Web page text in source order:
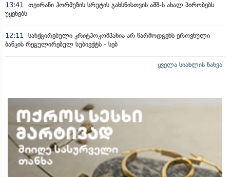
13:41
თეირანი ჰორმუზის სრუტის გახსნისთვის აშშ-ს ახალ პირობებს
უყენებს
12:11
სანქცირებული კრიტპოკომპანია არ წარმოდგენს ეროვნული
ბანკის რეგულირებულ სუბიექტს - სებ
ყველა სიახლის ნახვა